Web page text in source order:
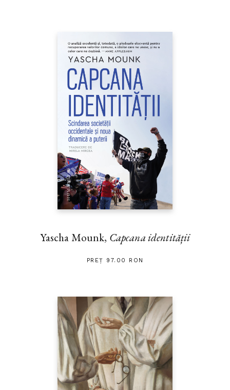
Yascha Mounk, Capcana identității
PREȚ 97.00 RON